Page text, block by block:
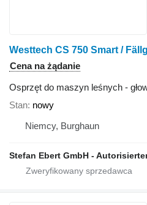
Westtech CS 750 Smart /
Cena na żądanie
Osprzęt do maszyn leśnych -
Stan nowy
Niemcy, Burghaun